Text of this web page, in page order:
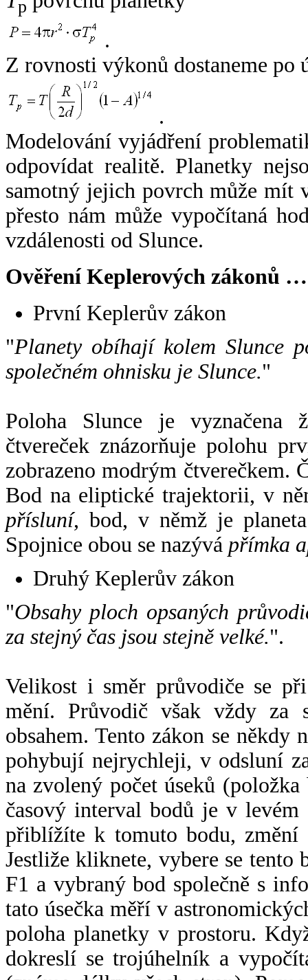
p
.
Z rovnosti výkonů dostaneme po
.
Modelování vyjádření
odpovídat realitě. Planetky
samotný jejich povrch může mít
přesto nám může vypočítaná
vzdálenosti od Slunce.
Ověření Keplerových zákonů …
První Keplerův zákon
"Planety obíhají kolem Slunce
společném ohnisku je Slunce."
Poloha Slunce je vyznačena
čtvereček znázorňuje polohu
zobrazeno modrým čtverečkem.
Bod na eliptické trajektorii, v
přísluní, bod, v němž je
Spojnice obou se nazývá přímka
Druhý Keplerův zákon
"Obsahy ploch opsaných
za stejný čas jsou stejně velké.".
Velikost i směr průvodiče se
mění. Průvodič však vždy za
obsahem. Tento zákon se někdy
pohybují nejrychleji, v odsluní
na zvolený počet úseků
časový interval bodů je v
přiblížíte k tomuto bodu,
Jestliže kliknete, vybere se tento
F1 a vybraný bod společně s
tato úsečka měří v
poloha planetky v prostoru.
dokreslí se trojúhelník a